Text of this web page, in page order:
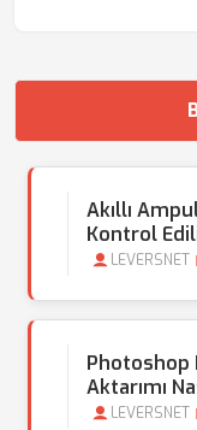
Akıllı
Kontrol
LEVERSNET
Photoshop
Aktarımı
LEVERSNET